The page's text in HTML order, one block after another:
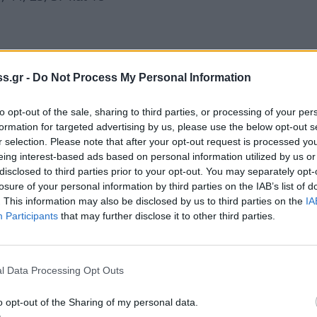
- Do Not Process My Personal Information
opt-out of the sale, sharing to third parties, or processing of your
for targeted advertising by us, please use the below opt-out
selection. Please note that after your opt-out request is processed
interest-based ads based on personal information utilized by us
to third parties prior to your opt-out. You may separately
of your personal information by third parties on the IAB’s list of
This information may also be disclosed by us to third parties on the
Participants that may further disclose it to other third parties.
Data Processing Opt Outs
opt-out of the Sharing of my personal data.
με τον Δία από τον 3οσου, αποκτάς
εκφράζεσαι και ευκολία στο να
σου επιδιώξεις. Οι συζητήσεις, οι
ενώ δεν αποκλείεται να υπάρξουν
θα ανοίξουν νέες προοπτικές στην
πιο άνετη και πειστική, γεγονός που
προσωπικό επίπεδο να κερδίσεις
Παράλληλα, η διάθεσή σου γίνεται
να πάρεις πρωτοβουλίες για νέα
τώρα δίσταζες να προχωρήσεις.
21, 45 και 27